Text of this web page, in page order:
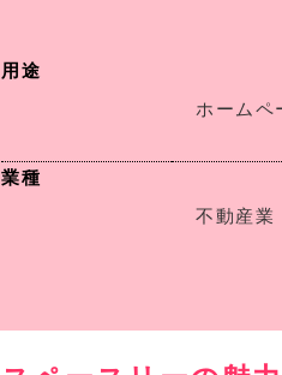
用途
ホームペ
業種
不動産業